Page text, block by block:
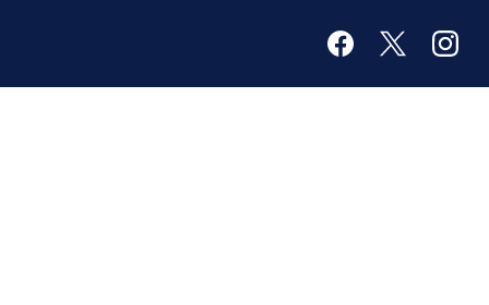
Facebook
Twitter